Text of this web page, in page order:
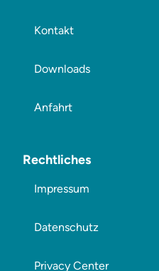
Kontakt
Downloads
Anfahrt
Rechtliches
Impressum
Datenschutz
Privacy Center